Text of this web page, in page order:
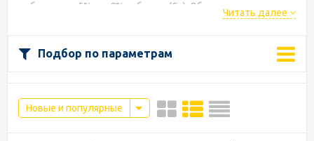
добавлением 5% или 8% кобальта (Co). Обычно темножелтого
нержавеющей стали и других твердых сортов сталей.
срок службы выше, чем у обычных сверл. Однако в любом
случае при сверлении необходимо использовать охлаждение.
Читать далее
Подбор по параметрам
Новые и популярные